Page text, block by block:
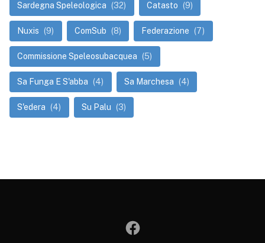
Sardegna Speleologica (32) Catasto (9)
Nuxis (9) ComSub (8) Federazione (7)
Commissione Speleosubacquea (5)
Sa Funga E S'abba (4) Sa Marchesa (4)
S'edera (4) Su Palu (3)